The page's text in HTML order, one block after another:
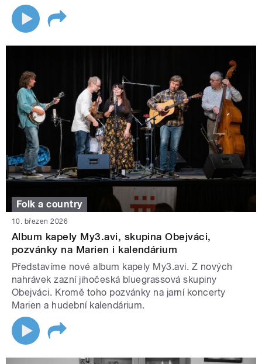
Folk a country
10. březen 2026
Album kapely My3.avi, skupina Obejváci,
pozvánky na Marien i kalendárium
Představíme nové album kapely My3.avi. Z nových
nahrávek zazní jihočeská bluegrassová skupiny
Obejváci. Kromě toho pozvánky na jarní koncerty
Marien a hudební kalendárium.